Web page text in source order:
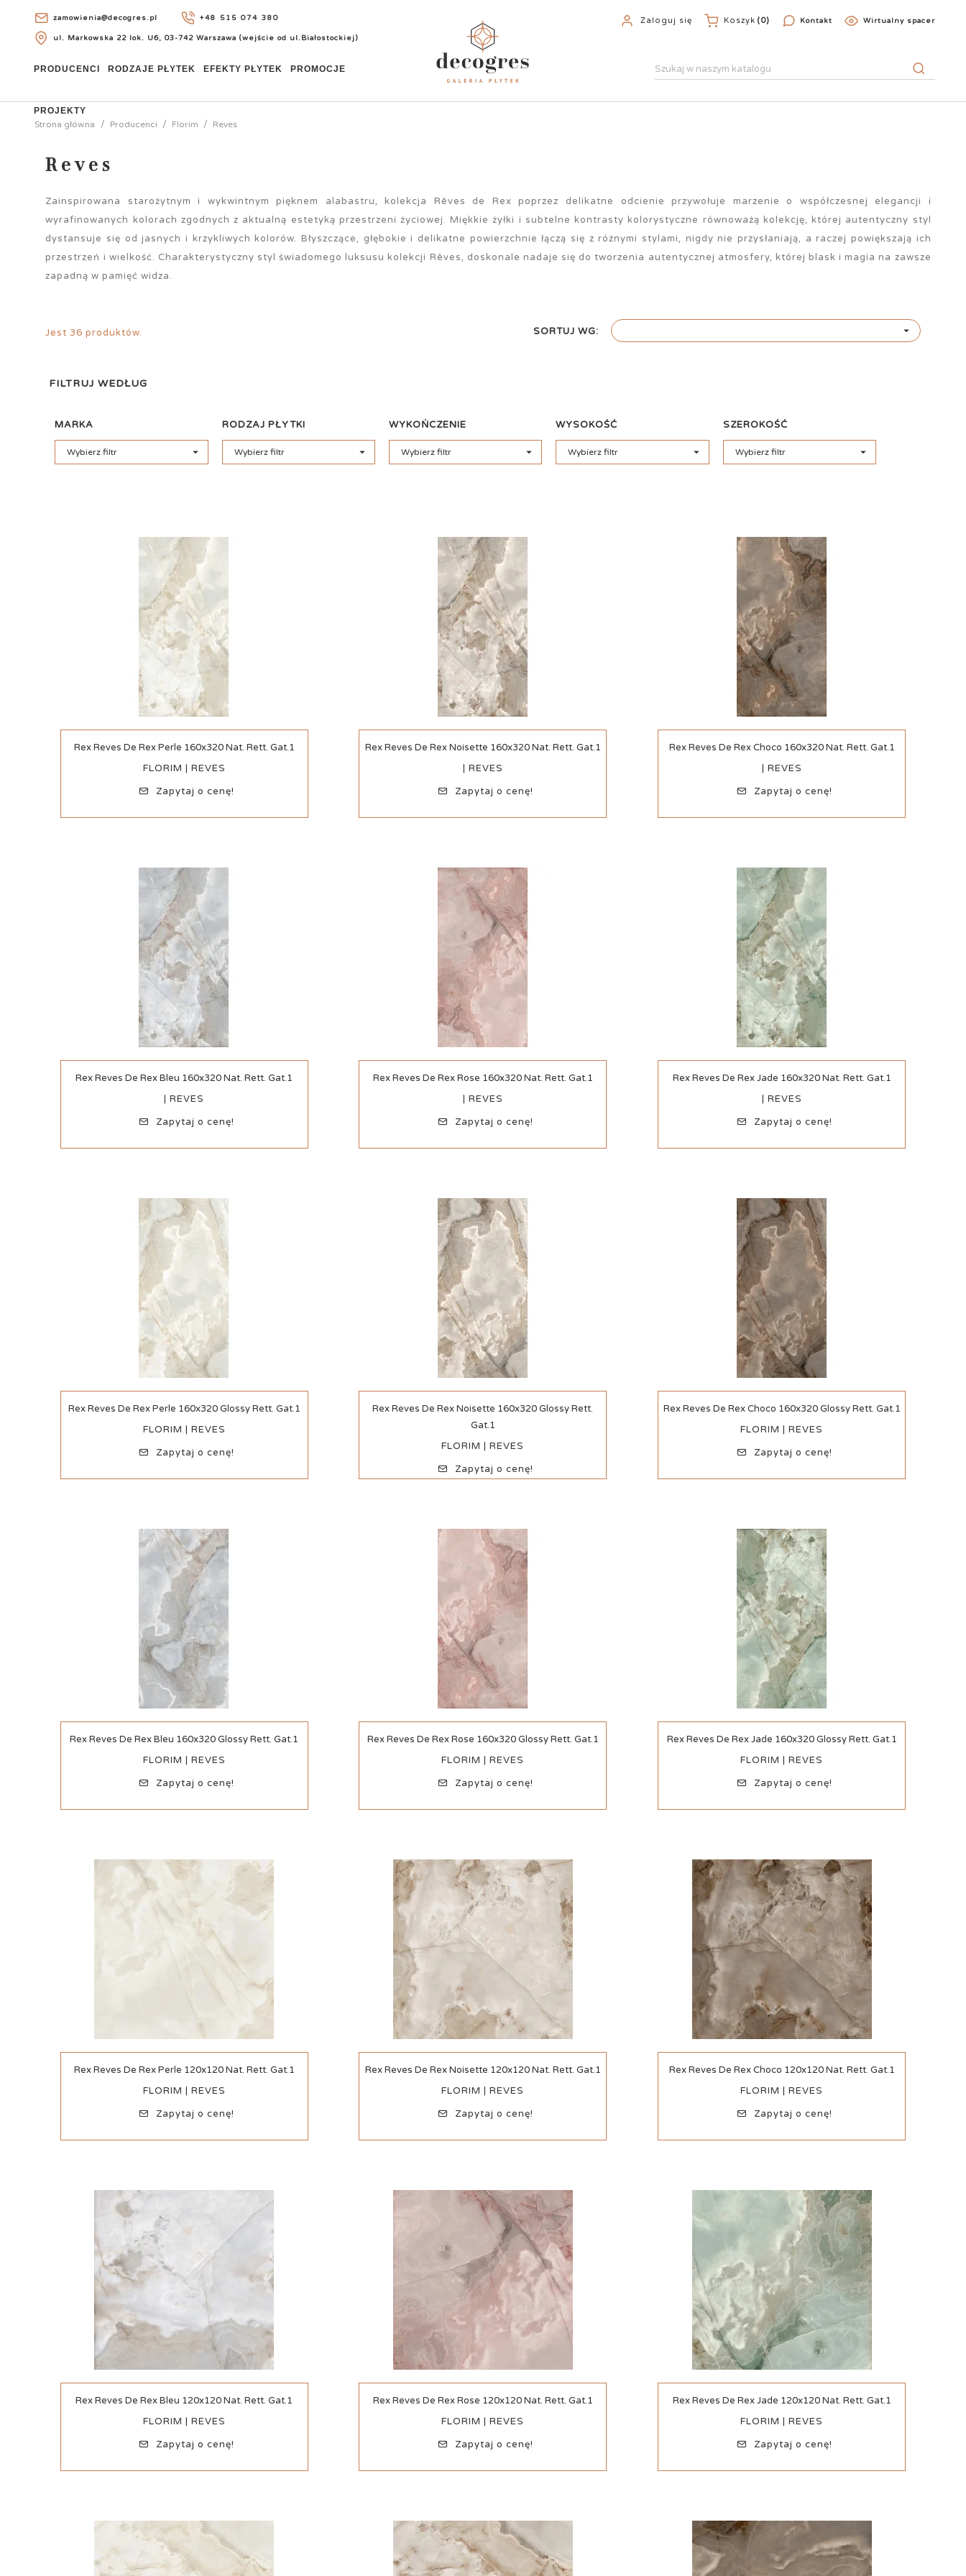
zamowienia@decogres.pl +48 515 074 380
ul. Markowska 22 lok. U6, 03-742 Warszawa (wejście od ul.Białostockiej)
Zaloguj się Koszyk (0) Kontakt Wirtualny spacer
PRODUCENCI RODZAJE PŁYTEK EFEKTY PŁYTEK PROMOCJE
PROJEKTY
Strona główna
Producenci Florim Reves
Reves
Zainspirowana starożytnym i wykwintnym pięknem alabastru, kolekcja Rêves de Rex poprzez delikatne odcienie przywołuje marzenie o współczesnej elegancji i
wyrafinowanych kolorach zgodnych z aktualną estetyką przestrzeni życiowej. Miękkie żyłki i subtelne kontrasty kolorystyczne równoważą kolekcję, której autentyczny styl
dystansuje się od jasnych i krzykliwych kolorów. Błyszczące, głębokie i delikatne powierzchnie łączą się z różnymi stylami, nigdy nie przysłaniają, a raczej powiększają ich
przestrzeń i wielkość. Charakterystyczny styl świadomego luksusu kolekcji Rêves, doskonale nadaje się do tworzenia autentycznej atmosfery, której blask i magia na zawsze
zapadną w pamięć widza.
Jest 36 produktów. SORTUJ WG: 
FILTRUJ WEDŁUG
MARKA
Wybierz filtr 
RODZAJ PŁYTKI
Wybierz filtr 
WYKOŃCZENIE
Wybierz filtr 
WYSOKOŚĆ
Wybierz filtr 
SZEROKOŚĆ
Wybierz filtr 
Rex Reves De Rex Perle 160x320 Nat. Rett. Gat.1
FLORIM | REVES
Zapytaj o cenę!
Szybki podgląd
Rex Reves De Rex Noisette 160x320 Nat. Rett. Gat.1
| REVES
Zapytaj o cenę!
Szybki podgląd
Rex Reves De Rex Choco 160x320 Nat. Rett. Gat.1
| REVES
Zapytaj o cenę!
Szybki podgląd
Rex Reves De Rex Bleu 160x320 Nat. Rett. Gat.1
| REVES
Zapytaj o cenę!
Szybki podgląd
Rex Reves De Rex Rose 160x320 Nat. Rett. Gat.1
| REVES
Zapytaj o cenę!
Szybki podgląd
Rex Reves De Rex Jade 160x320 Nat. Rett. Gat.1
| REVES
Zapytaj o cenę!
Szybki podgląd
Rex Reves De Rex Perle 160x320 Glossy Rett. Gat.1
FLORIM | REVES
Zapytaj o cenę!
Szybki podgląd
Rex Reves De Rex Noisette 160x320 Glossy Rett.
Gat.1
FLORIM | REVES
Zapytaj o cenę!
Szybki podgląd
Rex Reves De Rex Choco 160x320 Glossy Rett. Gat.1
FLORIM | REVES
Zapytaj o cenę!
Szybki podgląd
Rex Reves De Rex Bleu 160x320 Glossy Rett. Gat.1
FLORIM | REVES
Zapytaj o cenę!
Szybki podgląd
Rex Reves De Rex Rose 160x320 Glossy Rett. Gat.1
FLORIM | REVES
Zapytaj o cenę!
Szybki podgląd
Rex Reves De Rex Jade 160x320 Glossy Rett. Gat.1
FLORIM | REVES
Zapytaj o cenę!
Szybki podgląd
Rex Reves De Rex Perle 120x120 Nat. Rett. Gat.1
FLORIM | REVES
Zapytaj o cenę!
Szybki podgląd
Rex Reves De Rex Noisette 120x120 Nat. Rett. Gat.1
FLORIM | REVES
Zapytaj o cenę!
Szybki podgląd
Rex Reves De Rex Choco 120x120 Nat. Rett. Gat.1
FLORIM | REVES
Zapytaj o cenę!
Szybki podgląd
Rex Reves De Rex Bleu 120x120 Nat. Rett. Gat.1
FLORIM | REVES
Zapytaj o cenę!
Szybki podgląd
Rex Reves De Rex Rose 120x120 Nat. Rett. Gat.1
FLORIM | REVES
Zapytaj o cenę!
Szybki podgląd
Rex Reves De Rex Jade 120x120 Nat. Rett. Gat.1
FLORIM | REVES
Zapytaj o cenę!
Szybki podgląd